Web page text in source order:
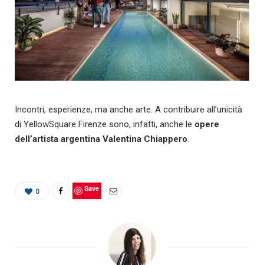
Incontri, esperienze, ma anche arte. A contribuire all’unicità
di YellowSquare Firenze sono, infatti, anche le opere
dell’artista argentina Valentina Chiappero.
0 Save